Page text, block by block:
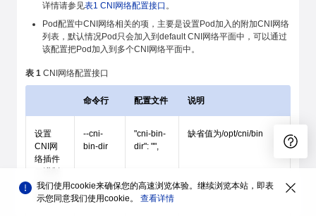
详情请参见表1 CNI网络配置接口 。
Pod配置中CNI网络相关的项，主要是设置Pod加入的附加CNI网络
列表，默认情况Pod只会加入到default CNI网络平面中，可以通过
该配置把Pod加入到多个CNI网络平面中。
表 1 CNI网络配置接口
命令行 配置文件 说明
设置
CNI网
络插件
文件所
在路径
--cni-
bin-dir
"cni-bin-
dir": "",
缺省值为/opt/cni/bin
我们使用cookie来确保您的高速浏览体验。继续浏览本站，即表
示您同意我们使用cookie。 查看详情